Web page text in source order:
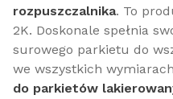
rozpuszczalnika. To
2K. Doskonale spełnia
surowego parkietu do
we wszystkich
do parkietów